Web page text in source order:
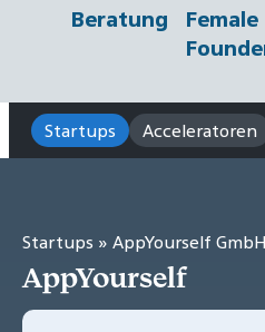
Beratung
Female
Startups Acceleratoren
Startups » AppYourself GmbH
AppYourself